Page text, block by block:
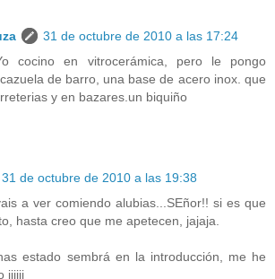
31 de octubre de 2010 a las 17:24
cocino en vitrocerámica, pero le pongo
de barro, una base de acero inox. que
y en bazares.un biquiño
31 de octubre de 2010 a las 19:38
a ver comiendo alubias...SEñor!! si es que
hasta creo que me apetecen, jajaja.
estado sembrá en la introducción, me he
jijiji